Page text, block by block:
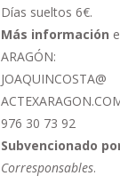
Días sueltos 6€.
Más información
ARAGÓN:
JOAQUINCOSTA@
976 30 73 92
Subvencionado
Corresponsables.